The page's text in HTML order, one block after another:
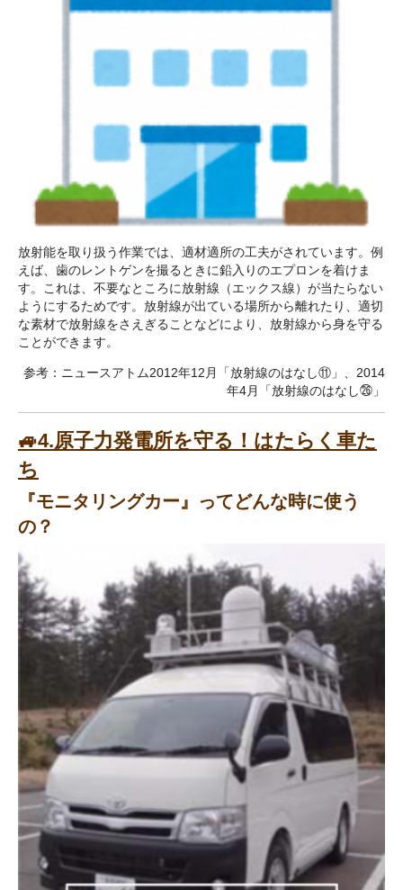
放射能を取り扱う作業では、適材適所の工夫がされています。例
えば、歯のレントゲンを撮るときに鉛入りのエプロンを着けま
す。これは、不要なところに放射線（エックス線）が当たらない
ようにするためです。放射線が出ている場所から離れたり、適切
な素材で放射線をさえぎることなどにより、放射線から身を守る
ことができます。
参考：ニュースアトム2012年12月「放射線のはなし⑪」、2014
年4月「放射線のはなし㉖」
🚙4.原子力発電所を守る！はたらく車た
ち
『モニタリングカー』ってどんな時に使う
の？